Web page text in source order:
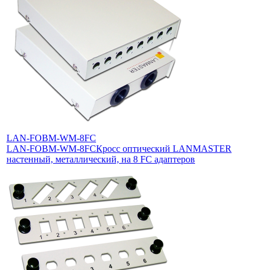
LAN-FOBM-WM-8FC
LAN-FOBM-WM-8FCКросс оптический LANMASTER
настенный, металлический, на 8 FC адаптеров